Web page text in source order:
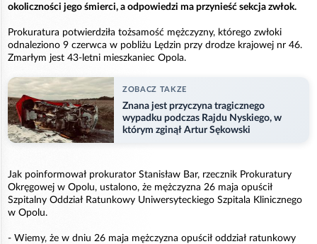
okoliczności jego śmierci, a odpowiedzi ma przynieść sekcja zwłok.
Prokuratura potwierdziła tożsamość mężczyzny, którego zwłoki
odnaleziono 9 czerwca w pobliżu Lędzin przy drodze krajowej nr 46.
Zmarłym jest 43-letni mieszkaniec Opola.
ZOBACZ TAKZE
Znana jest przyczyna tragicznego
wypadku podczas Rajdu Nyskiego, w
którym zginął Artur Sękowski
Jak poinformował prokurator Stanisław Bar, rzecznik Prokuratury
Okręgowej w Opolu, ustalono, że mężczyzna 26 maja opuścił
Szpitalny Oddział Ratunkowy Uniwersyteckiego Szpitala Klinicznego
w Opolu.
- Wiemy, że w dniu 26 maja mężczyzna opuścił oddział ratunkowy